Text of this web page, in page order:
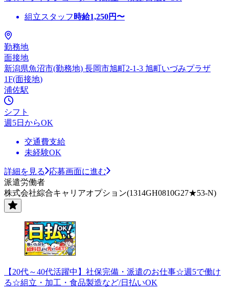
組立スタッフ 時給1,250円〜
勤務地
面接地
新潟県魚沼市(勤務地) 長岡市旭町2-1-3 旭町いづみプラザ
1F(面接地)
浦佐駅
シフト
週5日からOK
交通費支給
未経験OK
詳細を見る
応募画面に進む
派遣労働者
株式会社綜合キャリアオプション(1314GH0810G27★53-N)
【20代～40代活躍中】社保完備・派遣のお仕事☆週5で働け
る☆組立・加工・食品製造など/日払いOK